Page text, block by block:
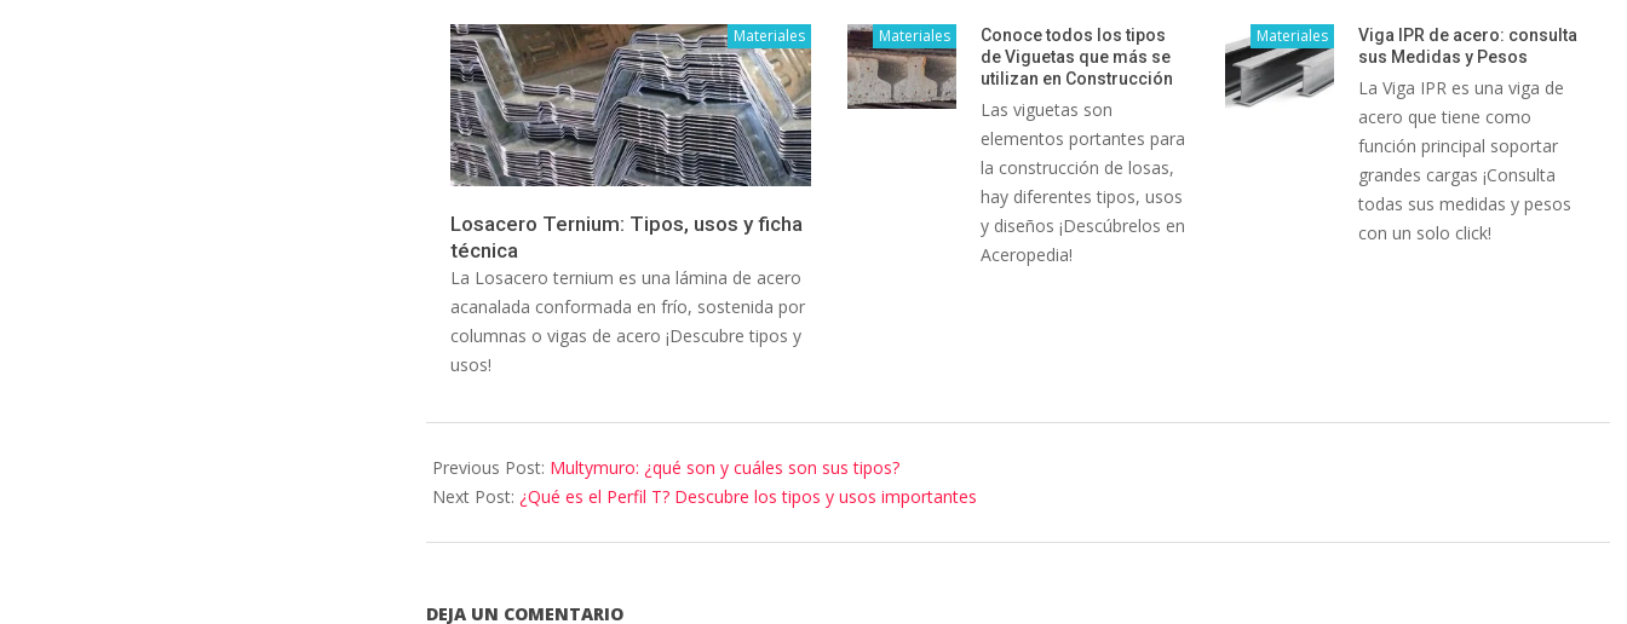
Materiales
Losacero Ternium: Tipos, usos y ficha
técnica
La Losacero ternium es una lámina de acero
acanalada conformada en frío, sostenida por
columnas o vigas de acero ¡Descubre tipos y
usos!
Materiales
Conoce todos los tipos
de Viguetas que más se
utilizan en Construcción
Las viguetas son
elementos portantes para
la construcción de losas,
hay diferentes tipos, usos
y diseños ¡Descúbrelos en
Aceropedia!
Materiales
Viga IPR de acero: consulta
sus Medidas y Pesos
La Viga IPR es una viga de
acero que tiene como
función principal soportar
grandes cargas ¡Consulta
todas sus medidas y pesos
con un solo click!
Previous Post: Multymuro: ¿qué son y cuáles son sus tipos?
Next Post: ¿Qué es el Perfil T? Descubre los tipos y usos importantes
DEJA UN COMENTARIO